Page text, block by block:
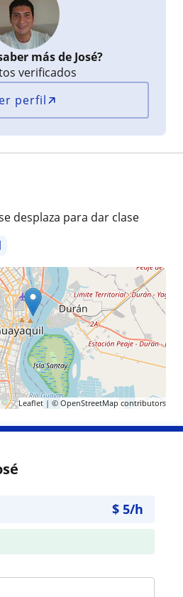
más de José?
verificados
perfil
desplaza para dar clase
Leaflet| © OpenStreetMap contributors
$ 5/h